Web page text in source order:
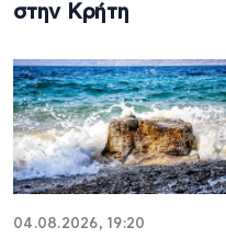
στην Κρήτη
04.08.2026, 19:20